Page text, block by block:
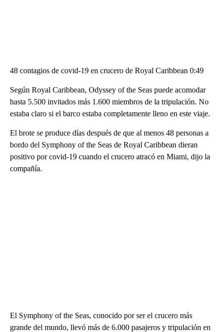
48 contagios de covid-19 en crucero de Royal Caribbean 0:49
Según Royal Caribbean, Odyssey of the Seas puede acomodar
hasta 5.500 invitados más 1.600 miembros de la tripulación. No
estaba claro si el barco estaba completamente lleno en este viaje.
El brote se produce días después de que al menos 48 personas a
bordo del Symphony of the Seas de Royal Caribbean dieran
positivo por covid-19 cuando el crucero atracó en Miami, dijo la
compañía.
El Symphony of the Seas, conocido por ser el crucero más
grande del mundo, llevó más de 6.000 pasajeros y tripulación en